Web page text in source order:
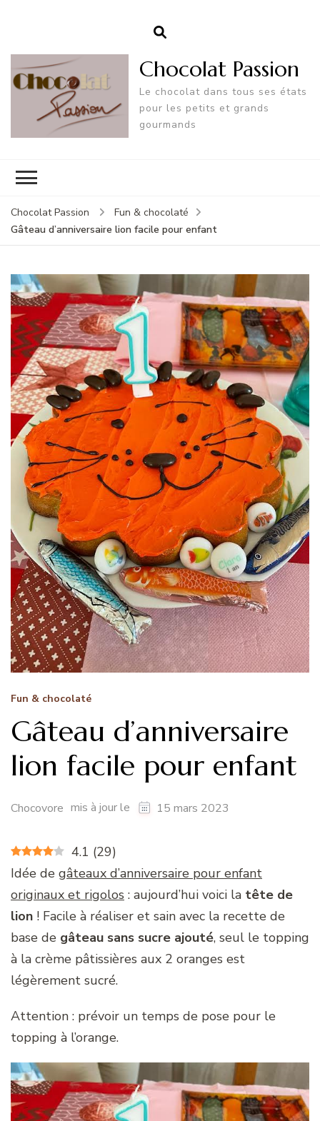
Chocolat Passion
Le chocolat dans tous ses états
pour les petits et grands
gourmands
Chocolat Passion
Fun & chocolaté
Gâteau d’anniversaire lion facile pour enfant
Fun & chocolaté
Gâteau d’anniversaire
lion facile pour enfant
Chocovore mis à jour le 15 mars 2023
4.1 (29)
Idée de gâteaux d’anniversaire pour enfant
originaux et rigolos : aujourd’hui voici la tête de
lion ! Facile à réaliser et sain avec la recette de
base de gâteau sans sucre ajouté, seul le topping
à la crème pâtissières aux 2 oranges est
légèrement sucré.
Attention : prévoir un temps de pose pour le
topping à l’orange.